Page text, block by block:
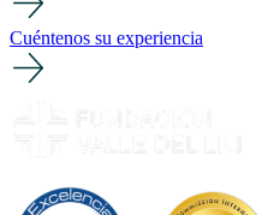
Cuéntenos su experiencia